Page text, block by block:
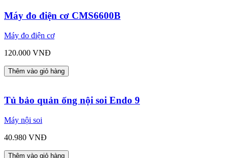
Máy đo điện cơ CMS6600B
Máy đo điện cơ
120.000 VNĐ
Thêm vào giỏ hàng
Tủ bảo quản ống nội soi Endo 9
Máy nội soi
40.980 VNĐ
Thêm vào giỏ hàng